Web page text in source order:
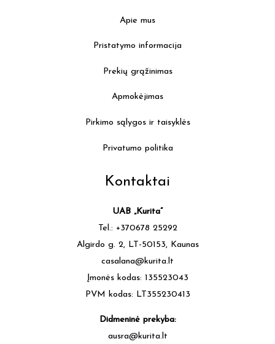
Apie mus
Pristatymo informacija
Prekių grąžinimas
Apmokėjimas
Pirkimo sąlygos ir taisyklės
Privatumo politika
Kontaktai
UAB „Kurita”
Tel.: +370678 25292
Algirdo g. 2, LT-50153, Kaunas
casalana@kurita.lt
Įmonės kodas: 135523043
PVM kodas: LT355230413
Didmeninė prekyba:
ausra@kurita.lt